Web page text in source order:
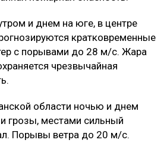
и днем на юге, в центре
кратковременные
с порывами до 28 м/с. Жара
чрезвычайная
области ночью и днем
грозы, местами сильный
Порывы ветра до 20 м/с.